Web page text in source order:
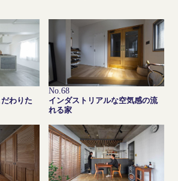
わりた
No.68
インダストリアルな空気感の流
れる家